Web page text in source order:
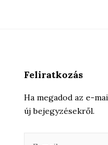
Feliratkozás
Ha megadod az e-
új bejegyzésekről.